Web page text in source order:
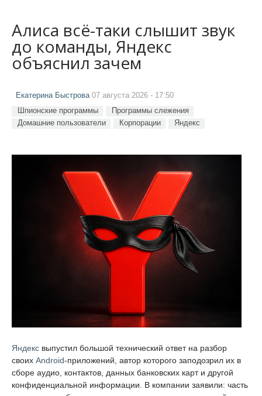
Алиса всё-таки слышит звук
до команды, Яндекс
объяснил зачем
Екатерина Быстрова07 августа 2026 - 17:50
Шпионские программы
Программы слежения
Домашние пользователи
Корпорации Яндекс
Яндекс выпустил большой технический ответ на разбор
своих Android-приложений, автор которого заподозрил их в
сборе аудио, контактов, данных банковских карт и другой
конфиденциальной информации. В компании заявили: часть